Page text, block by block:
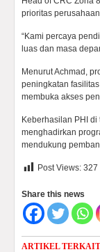
prioritas
“Kami percaya
luas dan masa
Menurut Achmad,
peningkatan
membuka akses
Keberhasilan PHI
menghadirkan
mendukung
Post Views: 327
Share this news
ARTIKEL TERKAIT